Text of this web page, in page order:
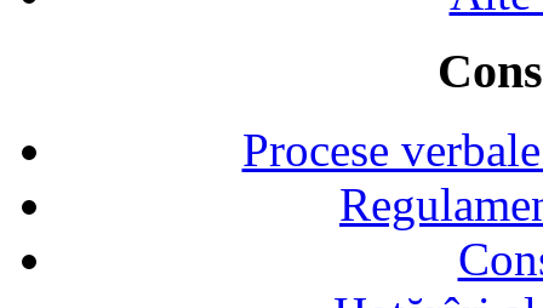
Procese